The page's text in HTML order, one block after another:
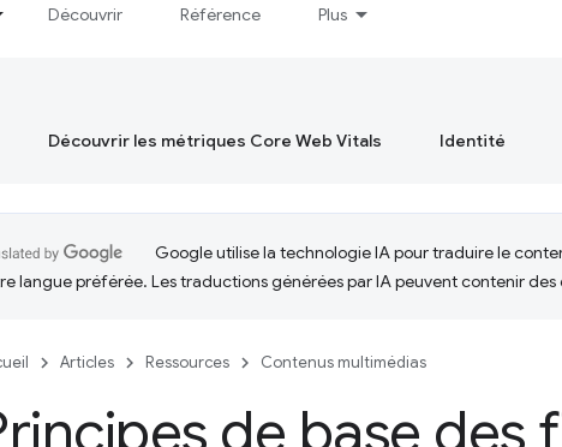
Découvrir Référence Plus
Découvrir les métriques Core Web Vitals Identité
Google utilise la technologie IA pour traduire le
langue préférée. Les traductions générées par IA peuvent contenir des
Articles Ressources Contenus multimédias
de base des